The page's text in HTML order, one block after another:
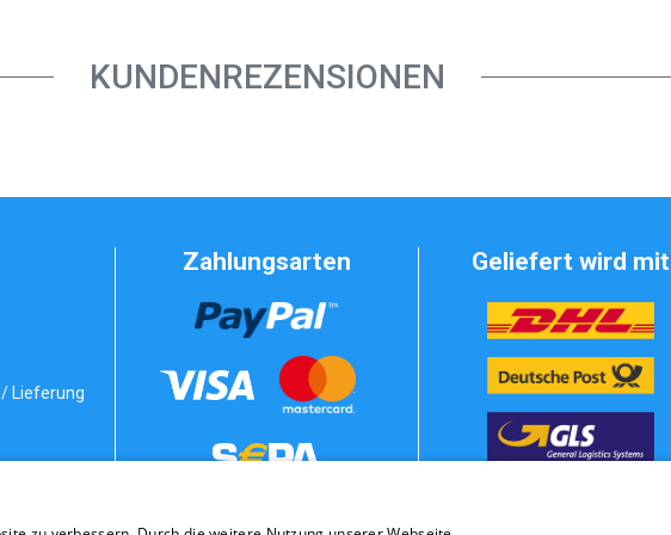
KUNDENREZENSIONEN
Lieferung
Zahlungsarten Geliefert wird mit